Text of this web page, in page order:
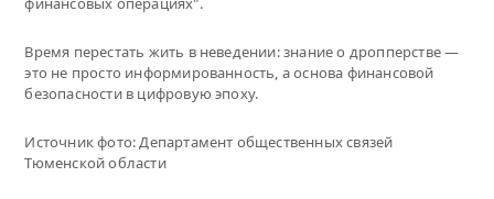
Время перестать жить в неведении: знание о дропперстве —
это не просто информированность, а основа финансовой
безопасности в цифровую эпоху.
Источник фото: Департамент общественных связей
Тюменской области